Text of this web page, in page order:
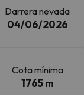
Darrera nevada
04/06/2026
Cota mínima
1765 m